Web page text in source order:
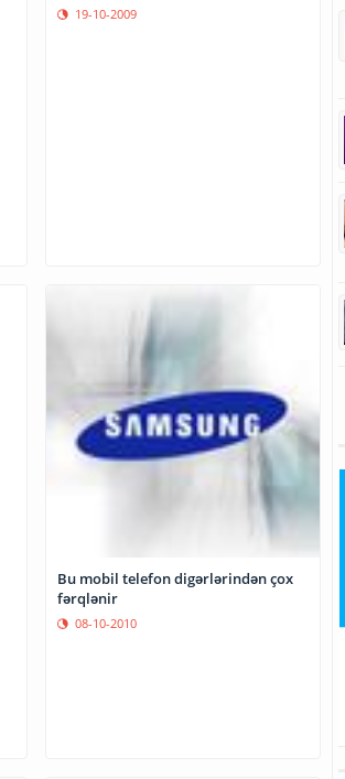
19-10-2009
Bu mobil telefon digərlərindən çox
fərqlənir
08-10-2010